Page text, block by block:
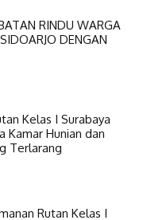
RINDU WARGA
DENGAN
Kelas I Surabaya
Kamar Hunian dan
Terlarang
Rutan Kelas I